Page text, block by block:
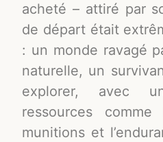
acheté – attiré par
de départ était
: un monde ravagé
naturelle, un
explorer, avec
ressources
munitions et